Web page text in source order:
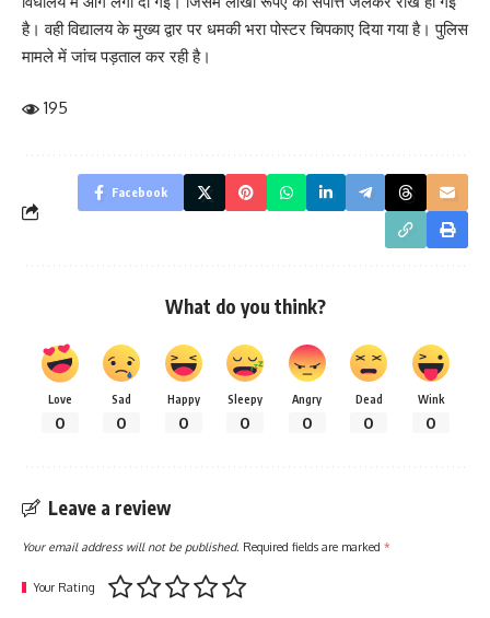
है। वही विद्यालय के मुख्य द्वार पर धमकी भरा पोस्टर चिपकाए दिया गया है। पुलिस
मामले में जांच पड़ताल कर रही है।
195
Facebook
What do you think?
Love
0
Sad
0
Happy
0
Sleepy
0
Angry
0
Dead
0
Wink
0
Leave a review
Your email address will not be published. Required fields are marked *
Your Rating